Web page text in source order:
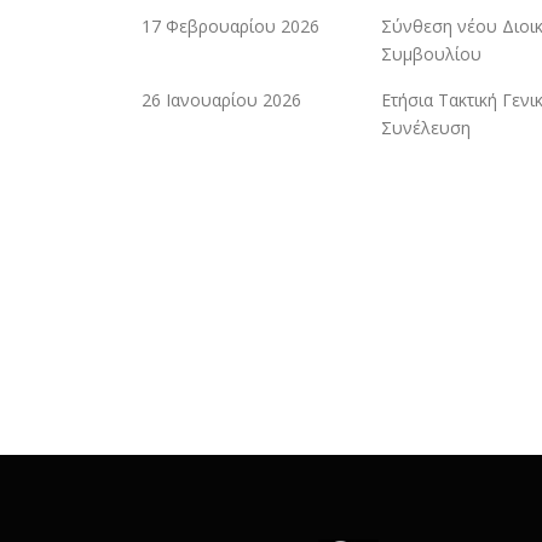
17 Φεβρουαρίου 2026
Σύνθεση νέου
Συμβουλίου
26 Ιανουαρίου 2026
Ετήσια Τακτική
Συνέλευση